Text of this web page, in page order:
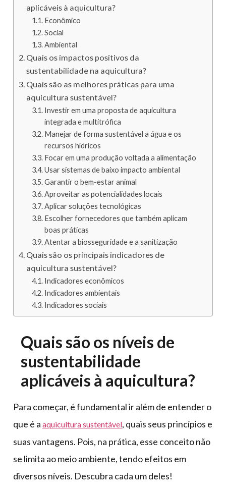
aplicáveis à aquicultura?
Econômico
Social
Ambiental
Quais os impactos positivos da
sustentabilidade na aquicultura?
Quais são as melhores práticas para uma
aquicultura sustentável?
Investir em uma proposta de aquicultura
integrada e multitrófica
Manejar de forma sustentável a água e os
recursos hídricos
Focar em uma produção voltada a alimentação
Usar sistemas de baixo impacto ambiental
Garantir o bem-estar animal
Aproveitar as potencialidades locais
Aplicar soluções tecnológicas
Escolher fornecedores que também aplicam
boas práticas
Atentar a biosseguridade e a sanitização
Quais são os principais indicadores de
aquicultura sustentável?
Indicadores econômicos
Indicadores ambientais
Indicadores sociais
Quais são os níveis de
sustentabilidade
aplicáveis à aquicultura?
Para começar, é fundamental ir além de entender o
que é a aquicultura sustentável, quais seus princípios e
suas vantagens. Pois, na prática, esse conceito não
se limita ao meio ambiente, tendo efeitos em
diversos níveis. Descubra cada um deles!